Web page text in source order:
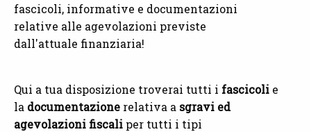
fascicoli, informative e documentazioni
relative alle agevolazioni previste
dall'attuale finanziaria!
Qui a tua disposizione troverai tutti i fascicoli e
la documentazione relativa a sgravi ed
agevolazioni fiscali per tutti i tipi